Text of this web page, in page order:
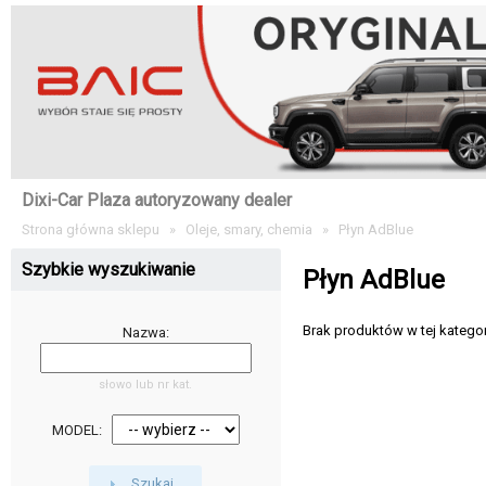
Dixi-Car Plaza autoryzowany dealer
Strona główna sklepu » Oleje, smary, chemia » Płyn AdBlue
Płyn AdBlue
Brak produktów w tej
Szybkie wyszukiwanie
Nazwa:
słowo lub nr kat.
MODEL:
Szukaj